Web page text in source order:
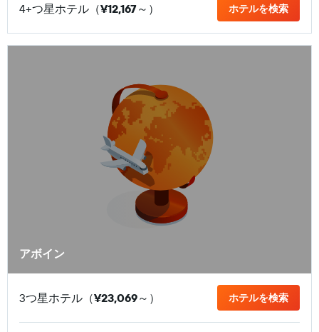
4+つ星ホテル（¥12,167​～） ホテルを検索
アボイン
3つ星ホテル（¥23,069​～） ホテルを検索